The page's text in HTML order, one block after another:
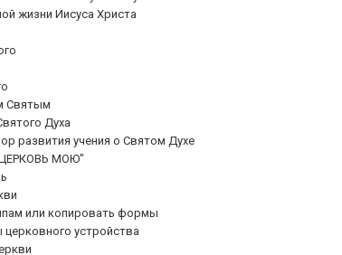
жизни Иисуса Христа
Святым
Духа
развития учения о Святом Духе
МОЮ"
или копировать формы
устройства